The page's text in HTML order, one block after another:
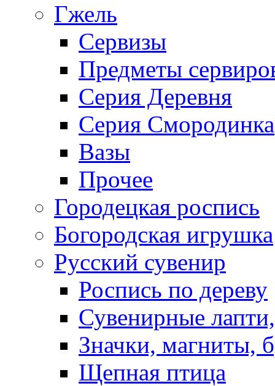
Гжель
Сервизы
Предметы
Серия Деревня
Серия Смородинка
Вазы
Прочее
Городецкая роспись
Богородская игрушка
Русский сувенир
Роспись по дереву
Сувенирные
Значки, магниты,
Щепная птица